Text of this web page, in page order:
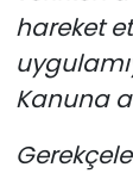
hareket
Kanuna